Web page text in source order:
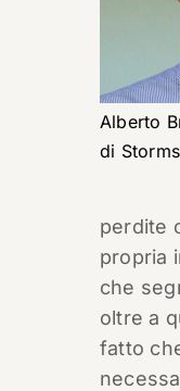
Alberto
di
perdite
propria
che
oltre a
fatto